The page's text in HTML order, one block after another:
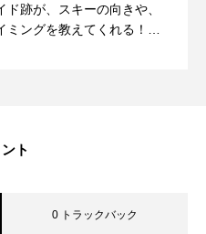
ド跡が、スキーの向きや、
ミングを教えてくれる！
ト
0 トラックバック